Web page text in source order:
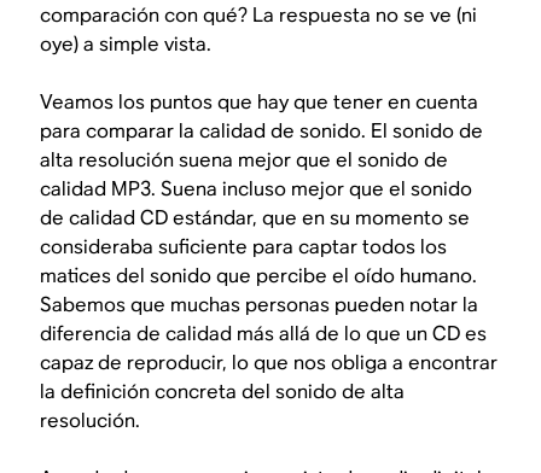
comparación conqué? La respuesta no se ve (ni
oye) a simple vista.
Veamos los puntos que hay que tener en cuenta
para comparar la calidad de sonido. El sonido de
alta resolución suena mejor que el sonido de
calidad MP3. Suena incluso mejor que el sonido
de calidad CD estándar, que en su momento se
consideraba suficiente para captar todos los
matices del sonido que percibe el oído humano.
Sabemos que muchas personas pueden notar la
diferencia de calidad más allá de lo que un CD es
capaz de reproducir, lo que nos obliga a encontrar
la definición concreta del sonido de alta
resolución.